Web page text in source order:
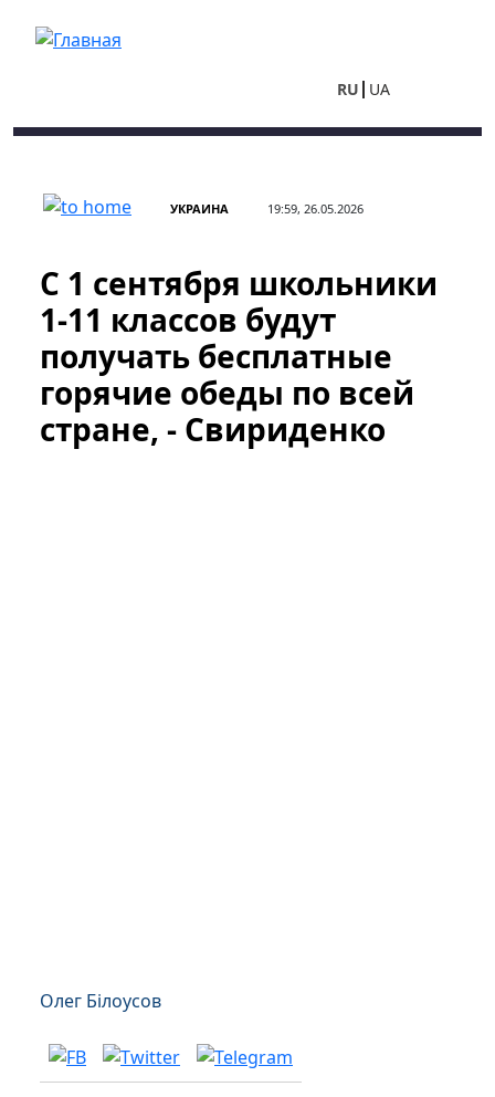
RU UA
УКРАИНА 19:59, 26.05.2026
С 1 сентября школьники
1-11 классов будут
получать бесплатные
горячие обеды по всей
стране, - Свириденко
Олег Білоусов